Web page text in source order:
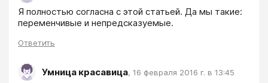
Я полностью согласна с этой статьей. Да мы такие:
переменчивые и непредсказуемые.
Ответить
Умница красавица, 16 февраля 2016 г. в 13:45